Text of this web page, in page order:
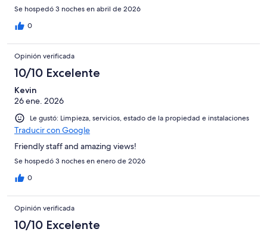
Se hospedó 3 noches en abril de 2026
0
Opinión verificada
10/10 Excelente
Kevin
26 ene. 2026
Le gustó: Limpieza, servicios, estado de la propiedad e instalaciones
Traducir con Google
Friendly staff and amazing views!
Se hospedó 3 noches en enero de 2026
0
Opinión verificada
10/10 Excelente